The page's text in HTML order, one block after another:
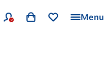
Menu